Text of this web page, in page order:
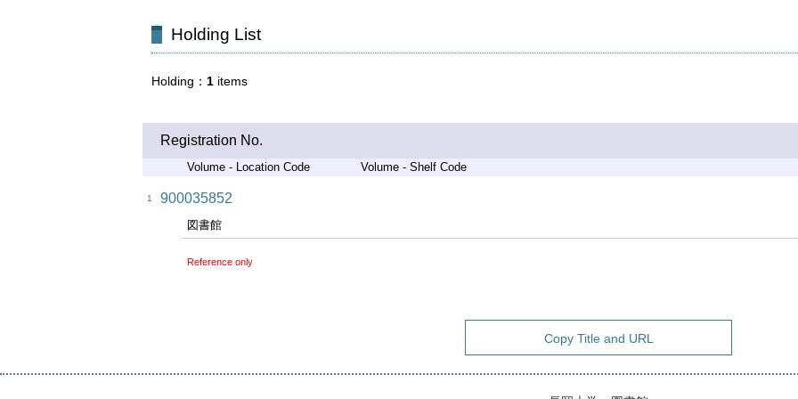
Holding List
Holding 1 items
Registration No.
Volume - Location Code Volume - Shelf Code
1 900035852
図書館
Reference only
Copy Title and URL